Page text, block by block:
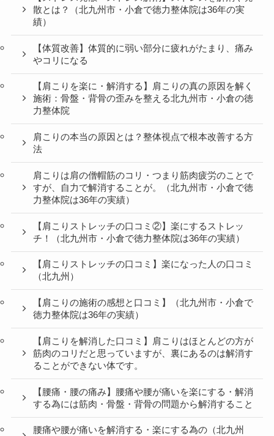
散とは？（北九州市・小倉で徳力整体院は36年の実
績）
【体質改善】体質的に弱い部分に疲れがたまり、痛み
やコリになる
【肩こりを楽に・解消する】肩こりの真の原因を解く
施術：骨盤・背骨の歪みを整える北九州市・小倉の徳
力整体院
肩こりの本当の原因とは？整体視点で根本改善する方
法
肩こりは肩の僧帽筋のコリ・つまり筋肉疲労のことで
すが、自力で解消することが。（北九州市・小倉で徳
力整体院は36年の実績）
【肩こりストレッチの口コミ②】楽にするストレッ
チ！（北九州市・小倉で徳力整体院は36年の実績）
【肩こりストレッチの口コミ】楽になった人の口コミ
（北九州）
【肩こりの施術の感想と口コミ】（北九州市・小倉で
徳力整体院は36年の実績）
【肩こりを解消した口コミ】肩こりはほとんどの方が
筋肉のコリだと思っていますが、裏にあるのは解消す
ることができない体です。
【腰痛・腰の痛み】腰痛や腰が痛いを楽にする・解消
する為には筋肉・骨盤・背骨の問題から解消すること
腰痛や腰が痛いを解消する・楽にする為の（北九州